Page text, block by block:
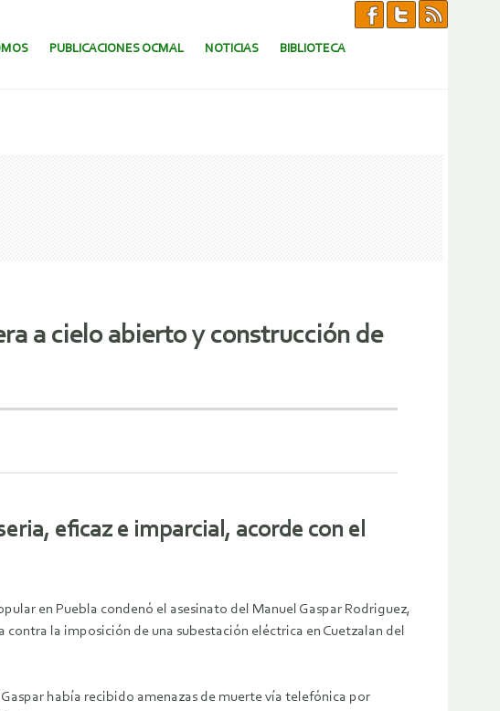
PUBLICACIONES OCMAL NOTICIAS BIBLIOTECA
a cielo abierto y construcción de
eficaz e imparcial, acorde con el
en Puebla condenó el asesinato del Manuel Gaspar Rodriguez,
la imposición de una subestación eléctrica en Cuetzalan del
había recibido amenazas de muerte vía telefónica por